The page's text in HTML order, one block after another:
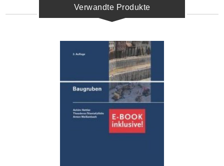
Verwandte Produkte